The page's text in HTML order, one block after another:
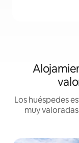
Los huéspedes
muy